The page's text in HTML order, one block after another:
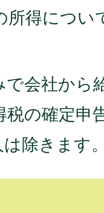
所得につい
会社から
税の確定申
除きます